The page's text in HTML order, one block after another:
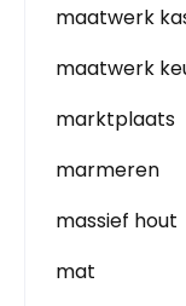
maatwerk
maatwerk
marktplaats
marmeren
massief hout
mat